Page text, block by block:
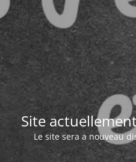
Site
Le site sera a nouveau